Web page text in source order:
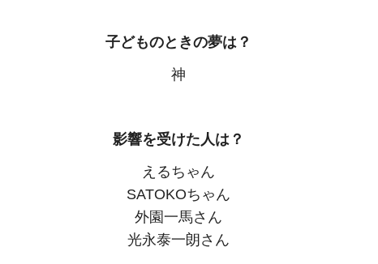
子どものときの夢は？
神
影響を受けた人は？
えるちゃん
SATOKOちゃん
外園一馬さん
光永泰一朗さん